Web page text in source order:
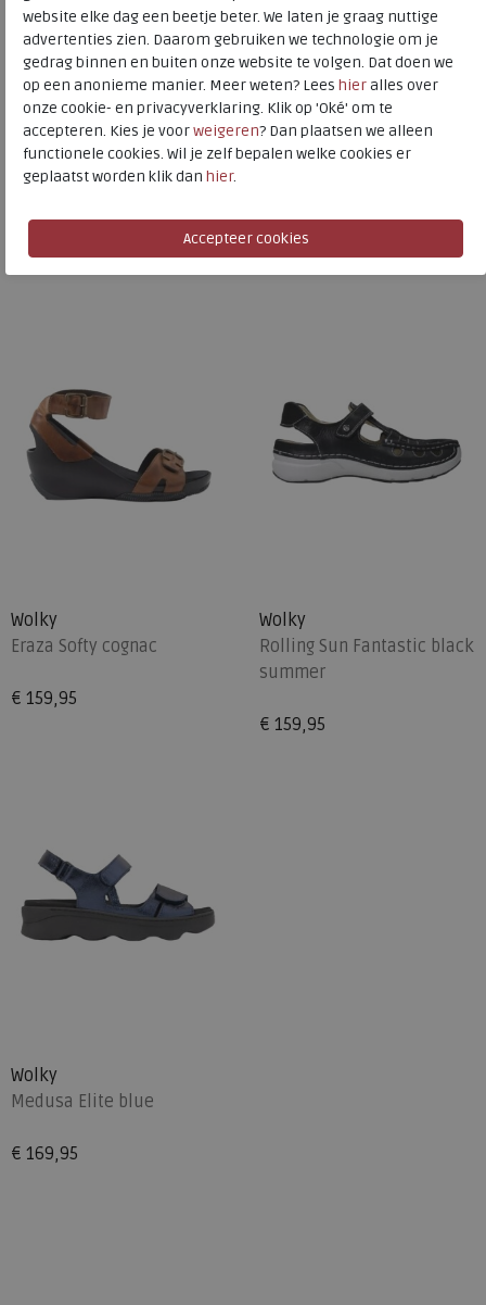
Wolky
Toon alles vanWolky
Naar allesandalen
Naar alleWolky sandalen
Is dit iets voor u?
Wolky
Eraza Softy cognac
€ 159,95
Wolky
Rolling Sun Fantastic black
summer
€ 159,95
Wolky
Medusa Elite blue
€ 169,95
website elke dag een beetje beter. We laten je graag nuttige
advertenties zien. Daarom gebruiken we technologie om je
gedrag binnen en buiten onze website te volgen. Dat doen we
op een anonieme manier. Meer weten? Lees hieralles over
onze cookie- en privacyverklaring. Klik op 'Oké' om te
accepteren. Kies je voorweigeren? Dan plaatsen we alleen
functionele cookies. Wil je zelf bepalen welke cookies er
geplaatst worden klik dan hier.